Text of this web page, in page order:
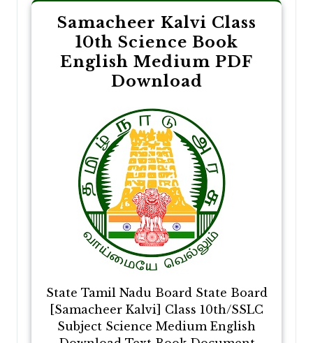
Samacheer Kalvi Class
10th Science Book
English Medium PDF
Download
State Tamil Nadu Board State Board
[Samacheer Kalvi] Class 10th/SSLC
Subject Science Medium English